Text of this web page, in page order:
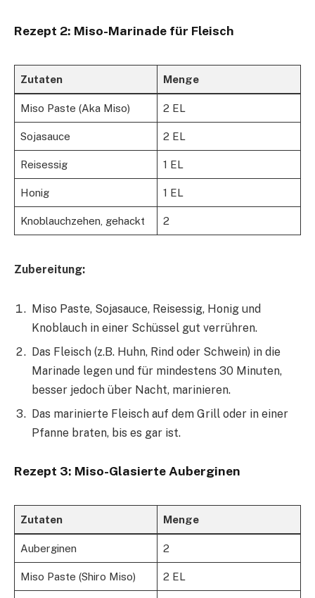
Rezept 2: Miso-Marinade für Fleisch
Zutaten Menge
Miso Paste (Aka Miso) 2 EL
Sojasauce 2 EL
Reisessig 1 EL
Honig 1 EL
Knoblauchzehen, gehackt 2
Zubereitung:
Miso Paste, Sojasauce, Reisessig, Honig und
Knoblauch in einer Schüssel gut verrühren.
Das Fleisch (z.B. Huhn, Rind oder Schwein) in die
Marinade legen und für mindestens 30 Minuten,
besser jedoch über Nacht, marinieren.
Das marinierte Fleisch auf dem Grill oder in einer
Pfanne braten, bis es gar ist.
Rezept 3: Miso-Glasierte Auberginen
Zutaten Menge
Auberginen 2
Miso Paste (Shiro Miso) 2 EL